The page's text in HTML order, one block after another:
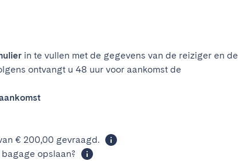
in te vullen met de gegevens van de reiziger en de
ontvangt u 48 uur voor aankomst de
€ 200,00 gevraagd.
opslaan?